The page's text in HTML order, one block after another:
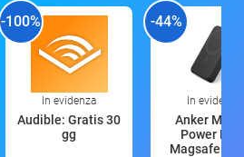
-100%
In evidenza
Audible: Gratis 30
gg
-44%
In evidenza
Anker
Power
Magsafe